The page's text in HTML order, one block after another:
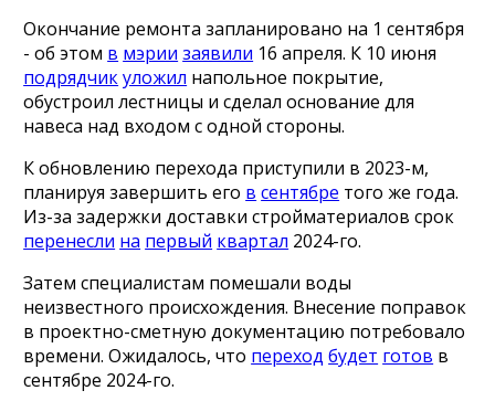
Окончание ремонта запланировано на 1 сентября
- об этом в мэрии заявили 16 апреля. К 10 июня
подрядчикуложил напольное покрытие,
обустроил лестницы и сделал основание для
навеса над входом с одной стороны.
К обновлению перехода приступили в 2023-м,
планируя завершить его в сентябре того же года.
Из-за задержки доставки стройматериалов срок
перенесли на первый квартал 2024-го.
Затем специалистам помешали воды
неизвестного происхождения. Внесение поправок
в проектно-сметную документацию потребовало
времени. Ожидалось, что переход будет готов в
сентябре 2024-го.